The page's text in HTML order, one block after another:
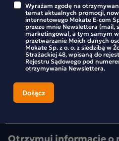
Wyrażam zgodę na
temat aktualnych promocji,
internetowego Mokate E-com
przeze mnie Newslettera (mail,
marketingowa), a tym samym
przetwarzanie Moich danych
Mokate Sp. z o. o. z siedzibą w
Strażackiej 48, wpisaną do
Rejestru Sądowego pod
otrzymywania Newslettera.